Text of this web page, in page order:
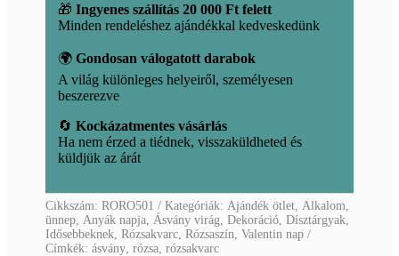
🎁Ingyenes szállítás 20 000 Ft felett
Minden rendeléshez ajándékkal kedveskedünk
🌍Gondosan válogatott darabok
A világ különleges helyeiről, személyesen
beszerezve
🔄Kockázatmentes vásárlás
Ha nem érzed a tiédnek, visszaküldheted és
küldjük az árát
Cikkszám:RORO501 Kategóriák: Ajándék ötlet Alkalom,
ünnep Anyák napja Ásvány virág ,Dekoráció ,Dísztárgyak
Idősebbeknek ,Rózsakvarc ,Rózsaszín ,Valentin nap
Címkék:ásvány ,rózsa ,rózsakvarc